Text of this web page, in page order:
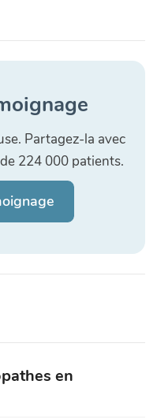
Partagez-la avec
224 000 patients.
en